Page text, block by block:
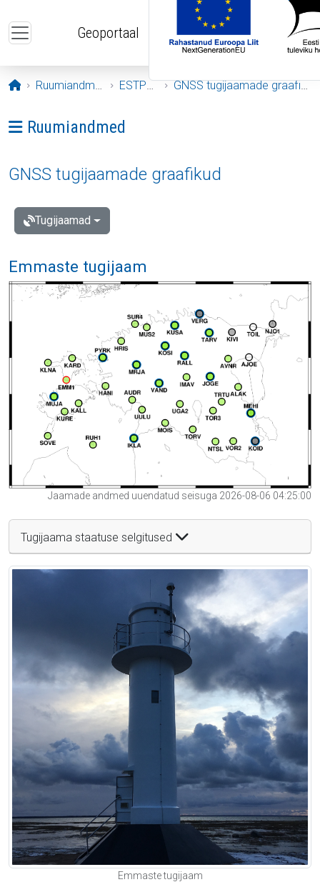
Geoportaal
Avaleht
Ruumiandmed ESTPOS GNSS tugijaamade graafikud
Ava menüü: Ruumiandmed
Ruumiandmed
GNSS tugijaamade graafikud
Tugijaamad
Emmaste tugijaam
Jaamade andmed uuendatud seisuga 2026-08-06 04:25:00
Tugijaama staatuse selgitused
Emmaste tugijaam